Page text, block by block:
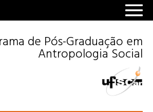
de Pós-Graduação em
Antropologia Social